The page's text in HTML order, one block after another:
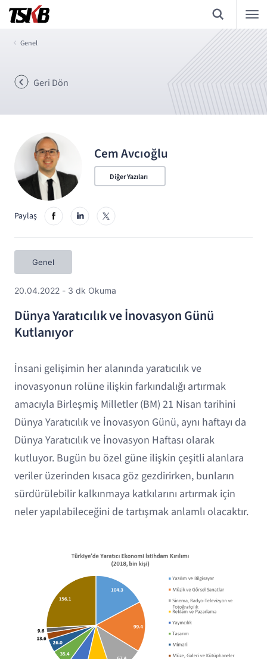
Genel
Geri Dön
Cem Avcıoğlu
Diğer Yazıları
Paylaş
Genel
20.04.2022 - 3 dk Okuma
Dünya Yaratıcılık ve İnovasyon Günü
Kutlanıyor
İnsani gelişimin her alanında yaratıcılık ve
inovasyonun rolüne ilişkin farkındalığı artırmak
amacıyla Birleşmiş Milletler (BM) 21 Nisan tarihini
Dünya Yaratıcılık ve İnovasyon Günü, aynı haftayı da
Dünya Yaratıcılık ve İnovasyon Haftası olarak
kutluyor. Bugün bu özel güne ilişkin çeşitli alanlara
veriler üzerinden kısaca göz gezdirirken, bunların
sürdürülebilir kalkınmaya katkılarını artırmak için
neler yapılabileceğini de tartışmak anlamlı olacaktır.